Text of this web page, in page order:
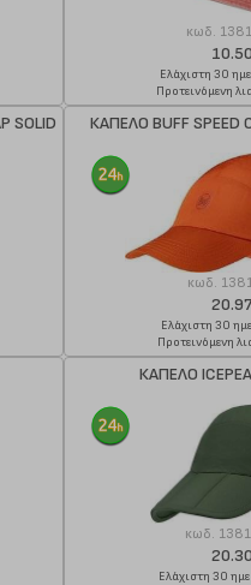
κωδ.
Ελάχιστη 30
Προτεινόμενη
SOLID
ΚΑΠΕΛΟ BUFF SPEED
κωδ.
Ελάχιστη 30
Προτεινόμενη
ΚΑΠΕΛΟ
κωδ.
Ελάχιστη 30